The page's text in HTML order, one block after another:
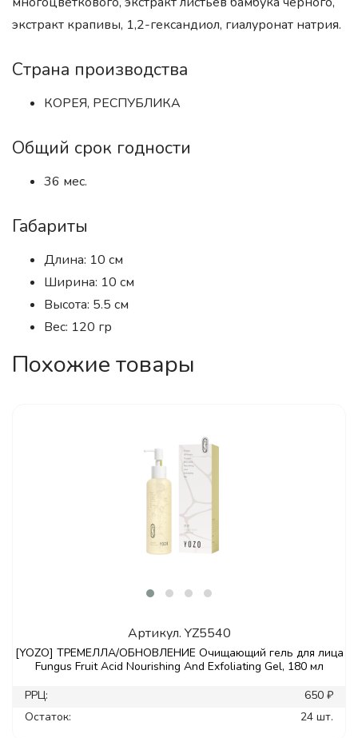
экстракт крапивы, 1,2-гександиол, гиалуронат натрия.
Страна производства
КОРЕЯ, РЕСПУБЛИКА
Общий срок годности
36 мес.
Габариты
Длина: 10 см
Ширина: 10 см
Высота: 5.5 см
Вес: 120 гр
Похожие товары
Артикул. YZ5540
[YOZO] ТРЕМЕЛЛА/ОБНОВЛЕНИЕ Очищающий гель для лица
Fungus Fruit Acid Nourishing And Exfoliating Gel, 180 мл
РРЦ:
650 ₽
Остаток:
24 шт.